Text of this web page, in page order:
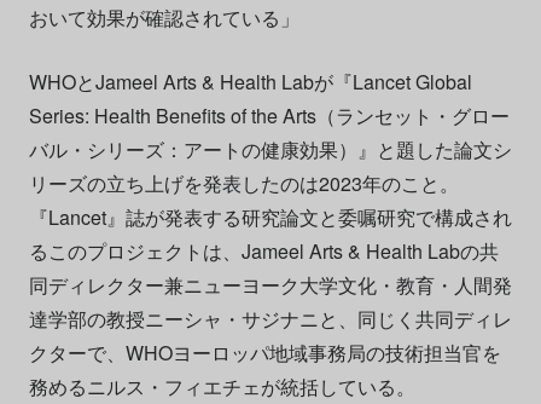
おいて効果が確認されている」
WHOとJameel Arts & Health Labが『Lancet Global
Series: Health Benefits of the Arts（ランセット・グロー
バル・シリーズ：アートの健康効果）』と題した論文シ
リーズの立ち上げを発表したのは2023年のこと。
『Lancet』誌が発表する研究論文と委嘱研究で構成され
るこのプロジェクトは、Jameel Arts & Health Labの共
同ディレクター兼ニューヨーク大学文化・教育・人間発
達学部の教授ニーシャ・サジナニと、同じく共同ディレ
クターで、WHOヨーロッパ地域事務局の技術担当官を
務めるニルス・フィエチェが統括している。